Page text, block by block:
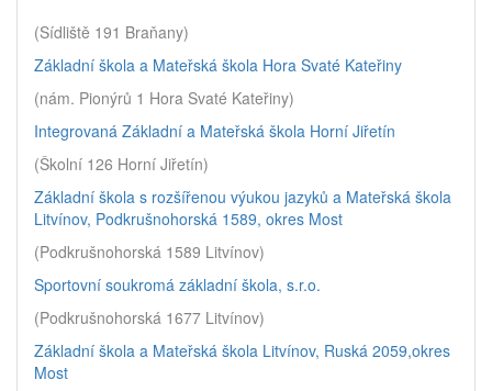
(Sídliště 191 Braňany)
Základní škola a Mateřská škola Hora Svaté Kateřiny
(nám. Pionýrů 1 Hora Svaté Kateřiny)
Integrovaná Základní a Mateřská škola Horní Jiřetín
(Školní 126 Horní Jiřetín)
Základní škola s rozšířenou výukou jazyků a Mateřská škola
Litvínov, Podkrušnohorská 1589, okres Most
(Podkrušnohorská 1589 Litvínov)
Sportovní soukromá základní škola, s.r.o.
(Podkrušnohorská 1677 Litvínov)
Základní škola a Mateřská škola Litvínov, Ruská 2059,okres
Most